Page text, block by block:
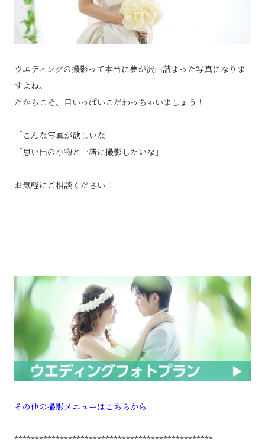
ウエディングの撮影って本当に夢が沢山詰まった写真になりま
すよね。
だからこそ、目いっぱいこだわっちゃいましょう！
「こんな写真が欲しいな」
「思い出の小物と一緒に撮影したいな」
お気軽にご相談ください！
その他の撮影メニューはこちらから
************************************************